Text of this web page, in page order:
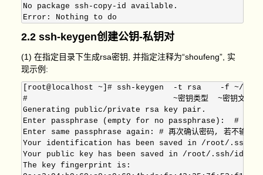
No package ssh-copy-id available.
2.2 ssh-keygen创建公钥-私钥对
(1) 在指定目录下生成rsa密钥, 并指定注释为“shoufeng”, 实
现示例:
[root@localhost ~]# ssh-keygen  -t rsa    -f ~/
#                               ~密钥类型  ~密钥文件路径
Generating public/private rsa key pair.
Enter passphrase (empty for no passphrase):  # 输入密
Enter same passphrase again: # 再次确认密码, 若不输入则
Your identification has been saved in /root/.ssh/
Your public key has been saved in /root/.ssh/
The key fingerprint is: